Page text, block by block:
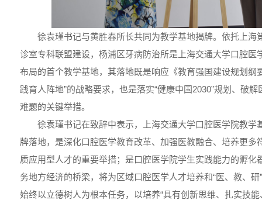
徐袁瑾书记与黄胜春所长共同为教学基地揭牌。依托上海
诊室专科联盟建设，杨浦区牙病防治所是上海交通大学口腔医
布局的首个教学基地，其落地既是响应《教育强国建设规划纲
践育人阵地”的战略要求，也是落实“健康中国2030”规划、破
难题的关键举措。
徐袁瑾书记在致辞中表示，上海交通大学口腔医学院教学
牌落地，是深化口腔医学教育改革、加强医教融合、培养更多
质应用型人才的重要举措；是口腔医学院学生实践能力的孵化
务地方经济的桥梁，将为区域口腔医学人才培养和“医、教、
始终以立德树人为根本任务，以培养“具有创新思维、扎实技